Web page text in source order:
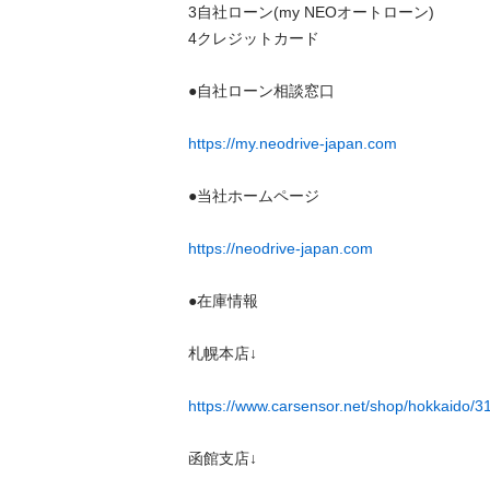
3自社ローン(my NEOオートローン)
4クレジットカード
●自社ローン相談窓口
https://my.neodrive-japan.com
●当社ホームページ
https://neodrive-japan.com
●在庫情報
札幌本店↓
https://www.carsensor.net/shop/hokkaido/
函館支店↓